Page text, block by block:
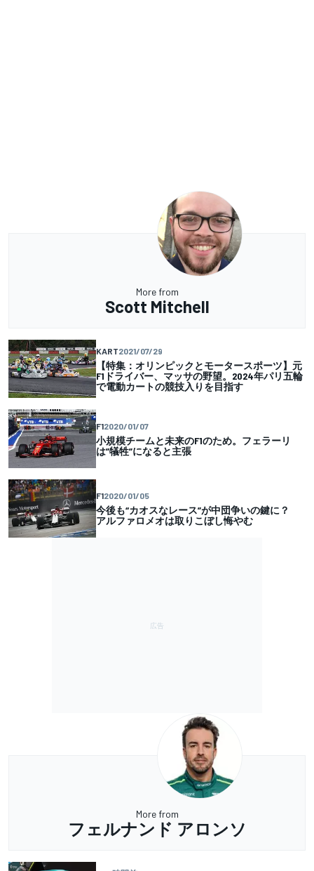
More from
Scott Mitchell
KART2021/07/29
【特集：オリンピックとモータースポーツ】元
F1ドライバー、マッサの野望。2024年パリ五輪
で電動カートの競技入りを目指す
F12020/01/07
小規模チームと未来のF1のため。フェラーリ
は”犠牲”になると主張
F12020/01/05
今後も“カオスなレース”が中団争いの鍵に？
アルファロメオは取りこぼし悔やむ
More from
フェルナンド アロンソ